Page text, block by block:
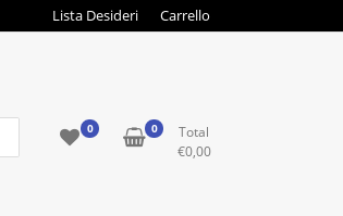
Lista Desideri Carrello
0 0
Total
€0,00